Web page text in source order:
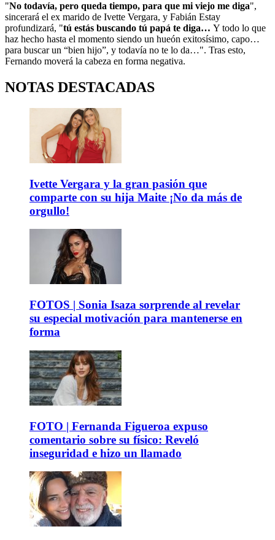
"No todavía, pero queda tiempo, para que mi viejo me diga",
sincerará el ex marido de Ivette Vergara, y Fabián Estay
profundizará, "tú estás buscando tú papá te diga… Y todo lo que
haz hecho hasta el momento siendo un hueón exitosísimo, capo…
para buscar un “bien hijo”, y todavía no te lo da…". Tras esto,
Fernando moverá la cabeza en forma negativa.
NOTAS DESTACADAS
Ivette Vergara y la gran pasión que
comparte con su hija Maite ¡No da más de
orgullo!
FOTOS | Sonia Isaza sorprende al revelar
su especial motivación para mantenerse en
forma
FOTO | Fernanda Figueroa expuso
comentario sobre su físico: Reveló
inseguridad e hizo un llamado